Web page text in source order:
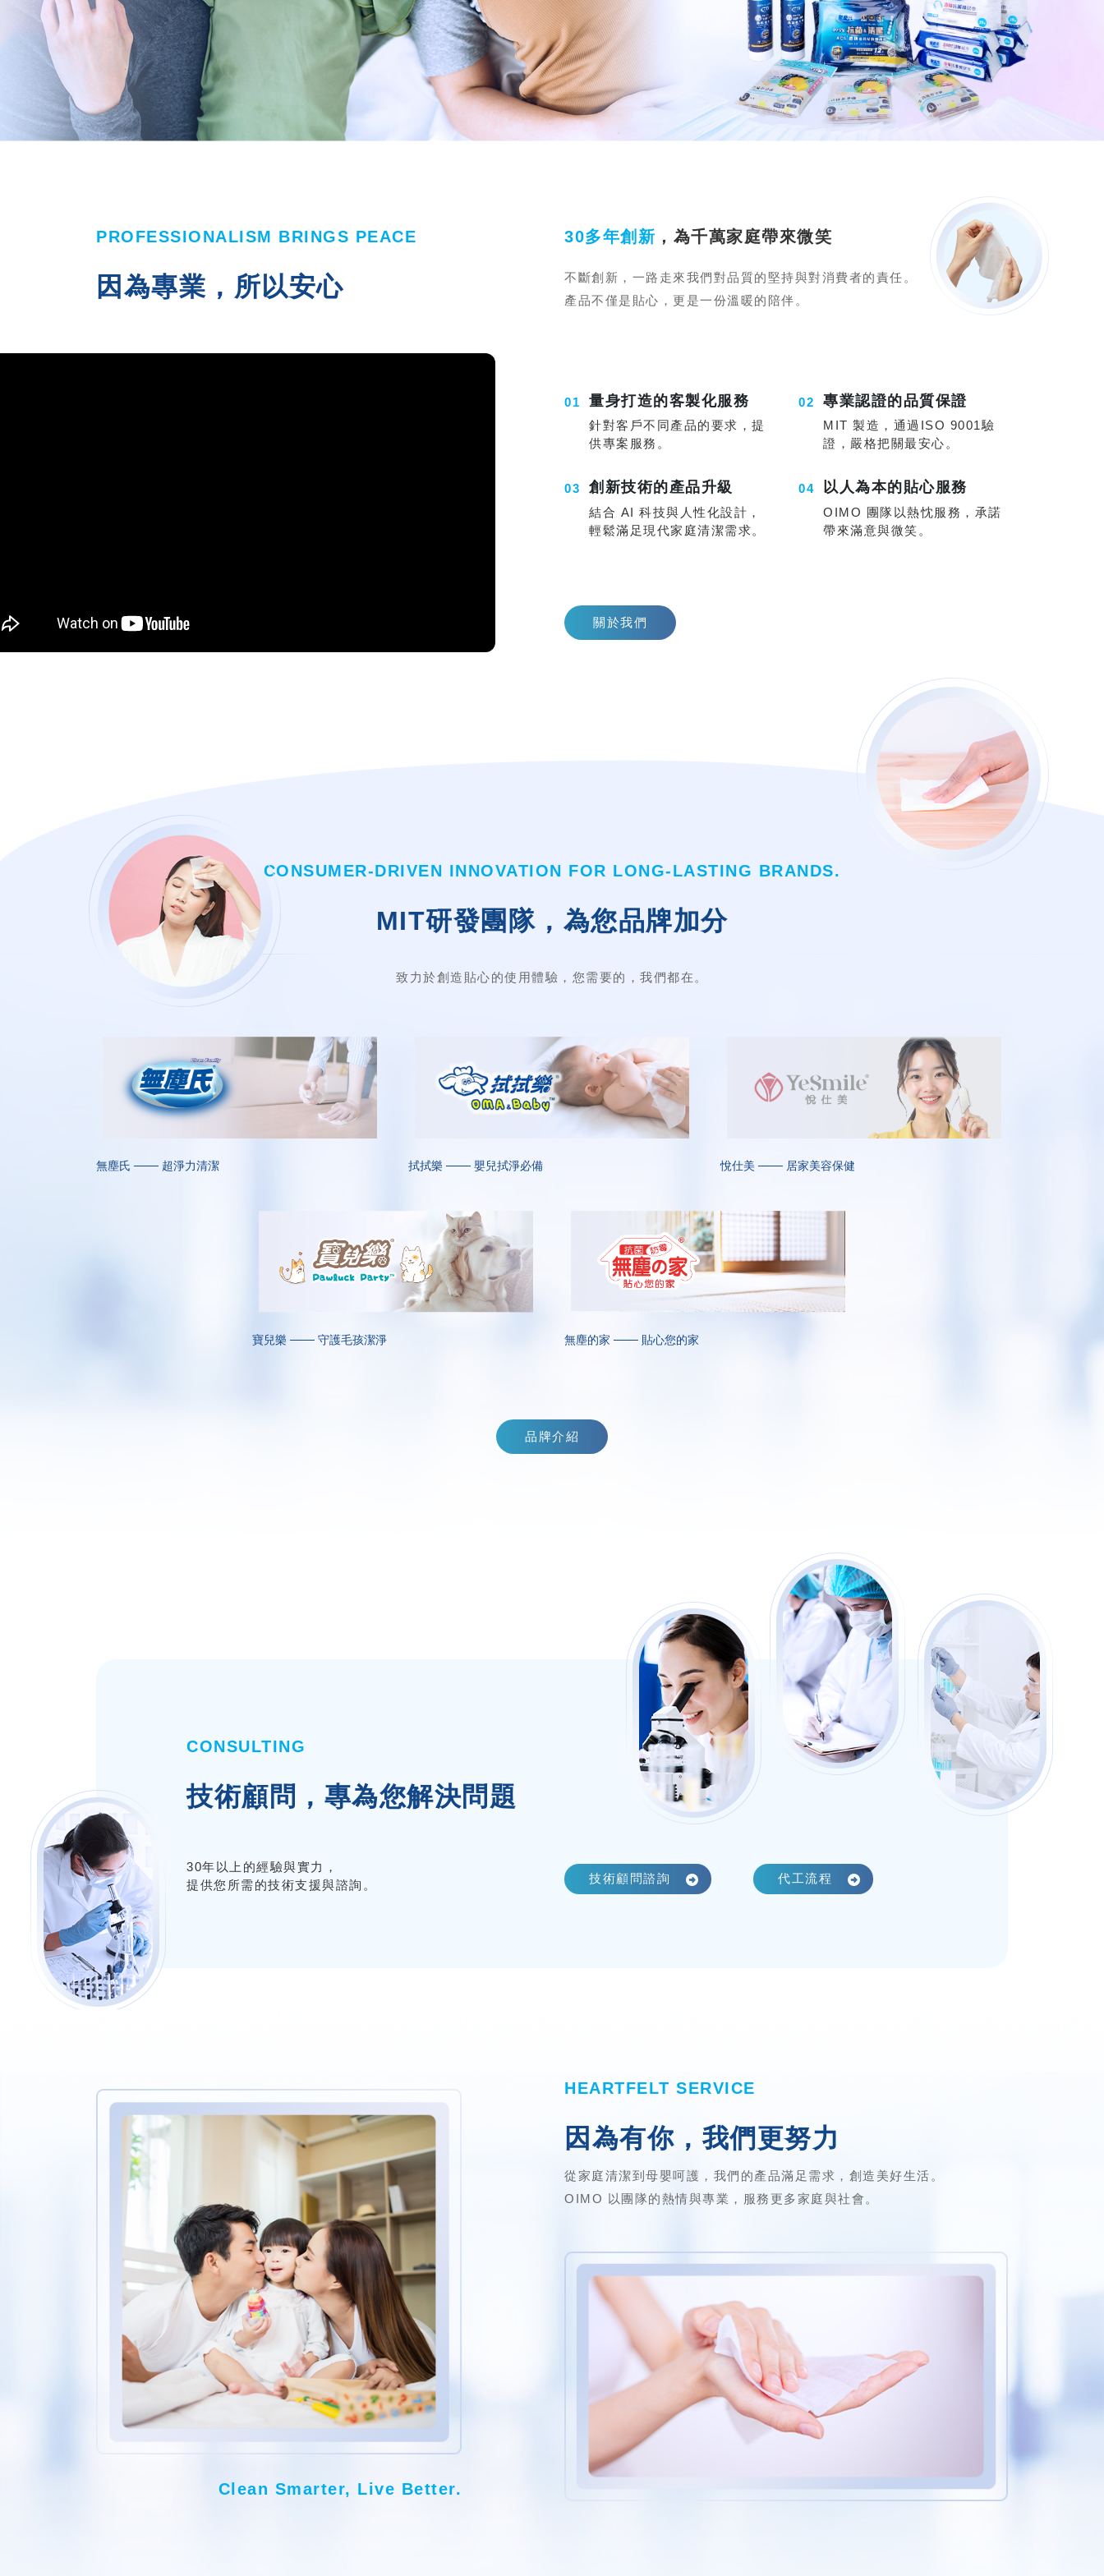
PROFESSIONALISM BRINGS PEACE
因為專業，所以安心
30多年創新 ，為千萬家庭帶來微笑
不斷創新，一路走來我們對品質的堅持與對消費者的責任。
產品不僅是貼心，更是一份溫暖的陪伴。
量身打造的客製化服務
針對客戶不同產品的要求，提
供專案服務。
專業認證的品質保證
MIT 製造，通過ISO 9001驗
證，嚴格把關最安心。
創新技術的產品升級
結合 AI 科技與人性化設計，
輕鬆滿足現代家庭清潔需求。
以人為本的貼心服務
OIMO 團隊以熱忱服務，承諾
帶來滿意與微笑。
關於我們
CONSUMER-DRIVEN INNOVATION FOR LONG-LASTING BRANDS.
MIT研發團隊，為您品牌加分
致力於創造貼心的使用體驗，您需要的，我們都在。
無塵氏 ─── 超淨力清潔 拭拭樂 ─── 嬰兒拭淨必備 悅仕美 ─── 居家美容保健
寶兒樂 ─── 守護毛孩潔淨 無塵的家 ─── 貼心您的家
品牌介紹
CONSULTING
技術顧問，專為您解決問題
30年以上的經驗與實力，
提供您所需的技術支援與諮詢。
技術顧問諮詢 代工流程
HEARTFELT SERVICE
因為有你，我們更努力
從家庭清潔到母嬰呵護，我們的產品滿足需求，創造美好生活。
OIMO 以團隊的熱情與專業，服務更多家庭與社會。
Clean Smarter, Live Better.